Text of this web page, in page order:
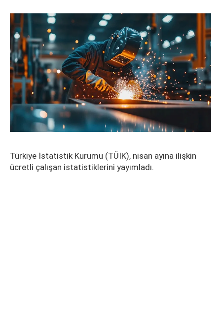
Türkiye İstatistik Kurumu (TÜİK), nisan ayına ilişkin
ücretli çalışan istatistiklerini yayımladı.